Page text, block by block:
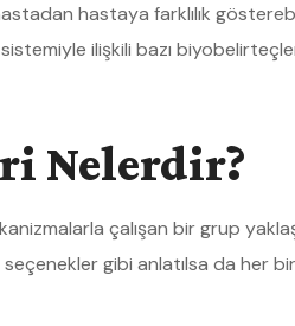
hastaya farklılık
ilişkili bazı
Nelerdir?
çalışan bir grup
gibi anlatılsa da her